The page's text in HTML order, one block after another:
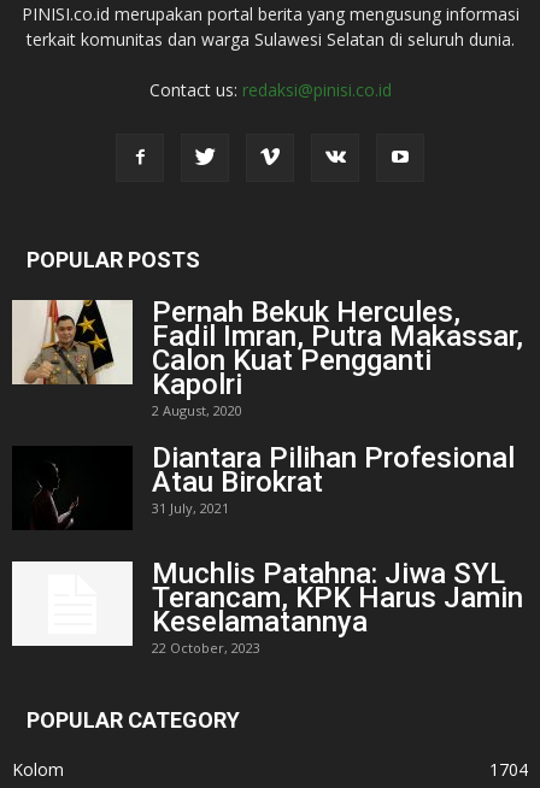
PINISI.co.id merupakan portal berita yang mengusung informasi
terkait komunitas dan warga Sulawesi Selatan di seluruh dunia.
Contact us: redaksi@pinisi.co.id
POPULAR POSTS
Pernah Bekuk Hercules,
Fadil Imran, Putra Makassar,
Calon Kuat Pengganti
Kapolri
2 August, 2020
Diantara Pilihan Profesional
Atau Birokrat
31 July, 2021
Muchlis Patahna: Jiwa SYL
Terancam, KPK Harus Jamin
Keselamatannya
22 October, 2023
POPULAR CATEGORY
Kolom 1704